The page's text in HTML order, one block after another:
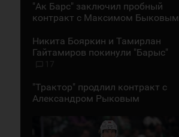
"Ак Барс" заключил пробный
контракт с Максимом Быковым
Никита Бояркин и Тамирлан
Гайтамиров покинули "Барыс"
17
"Трактор" продлил контракт с
Александром Рыковым